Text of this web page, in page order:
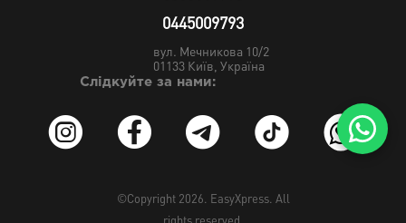
0445009793
вул. Мечникова 10/2
01133 Київ, Україна
Слідкуйте за нами:
©Copyright 2026. EasyXpress. All